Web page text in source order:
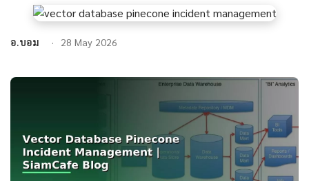
อ.บอม 28 May 2026